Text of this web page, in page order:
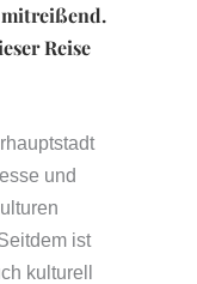
Reise
und
ist
kulturell